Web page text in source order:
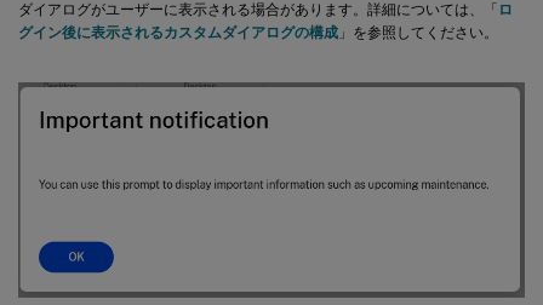
ダイアログがユーザーに表示される場合があります。詳細については、「 ロ
グイン後に表示されるカスタムダイアログの構成 」を参照してください。